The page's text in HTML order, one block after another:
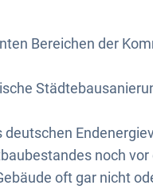
Bereichen der
noch vor
oft gar nicht